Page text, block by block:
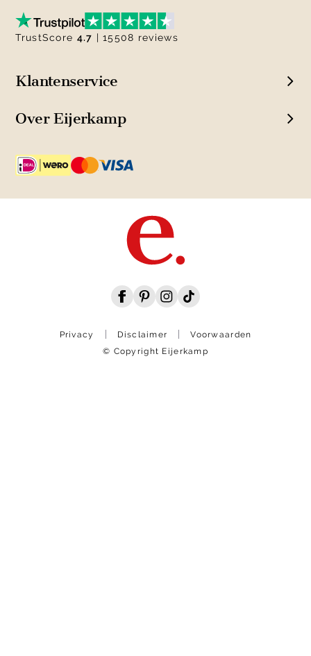
Klantenservice
Over Eijerkamp
TrustScore 4.7 | 15508 reviews
Privacy Disclaimer
Voorwaarden
© Copyright Eijerkamp